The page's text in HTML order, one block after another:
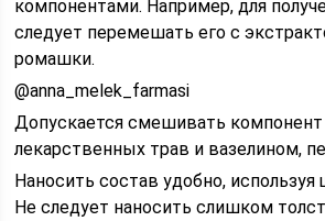
компонентами. Например, для
следует перемешать его с
ромашки.
@anna_melek_farmasi
Допускается смешивать
лекарственных трав и вазелином,
Наносить состав удобно,
Не следует наносить слишком